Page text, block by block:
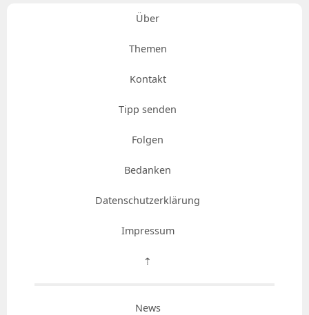
Über
Themen
Kontakt
Tipp senden
Folgen
Bedanken
Datenschutzerklärung
Impressum
⇡
News